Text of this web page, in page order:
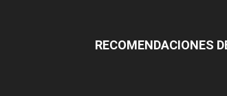
RECOMENDACIONES